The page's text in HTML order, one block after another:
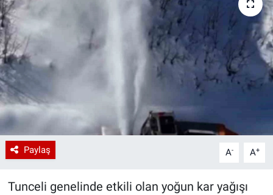
Paylaş A- A+
Tunceli genelinde etkili olan yoğun kar yağışı